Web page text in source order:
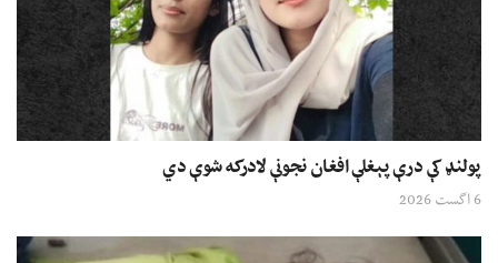
پولنډ کې درې پېغلې افغان نجونې لادرکه شوې دي
6 اگست 2026